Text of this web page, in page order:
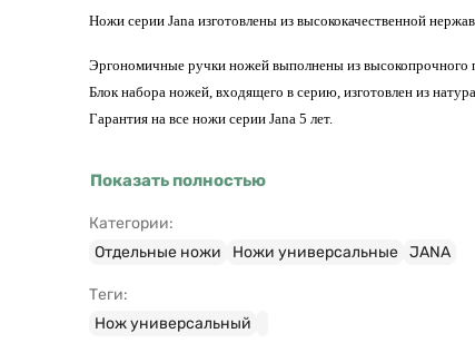
Ножи серии Jana изготовлены из высококачественной
Эргономичные ручки ножей выполнены из высокопрочного
Блок набора ножей, входящего в серию, изготовлен из
Гарантия на все ножи серии Jana 5 лет.
Показать полностью
Категории:
Отдельные ножи
Ножи универсальные JANA
Теги:
Нож универсальный